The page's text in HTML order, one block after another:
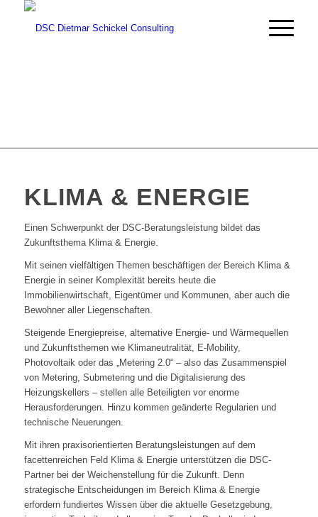
KLIMA & ENERGIE
Einen Schwerpunkt der DSC-Beratungsleistung bildet das
Zukunftsthema Klima & Energie.
Mit seinen vielfältigen Themen beschäftigen der Bereich Klima &
Energie in seiner Komplexität bereits heute die
Immobilienwirtschaft, Eigentümer und Kommunen, aber auch die
Bewohner aller Liegenschaften.
Steigende Energiepreise, alternative Energie- und Wärmequellen
und Zukunftsthemen wie Klimaneutralität, E-Mobility,
Photovoltaik oder das „Metering 2.0“ – also das Zusammenspiel
von Metering, Submetering und die Digitalisierung des
Heizungskellers – stellen alle Beteiligten vor enorme
Herausforderungen. Hinzu kommen geänderte Regularien und
technische Neuerungen.
Mit ihren praxisorientierten Beratungsleistungen auf dem
facettenreichen Feld Klima & Energie unterstützen die DSC-
Partner bei der Weichenstellung für die Zukunft. Denn
strategische Entscheidungen im Bereich Klima & Energie
erfordern fundiertes Wissen über die aktuelle Gesetzgebung,